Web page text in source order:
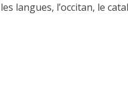
langues, l’occitan, le